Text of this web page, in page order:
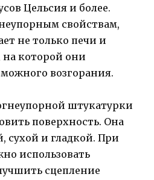
Цельсия и более.
свойствам,
не только печи и
которой они
возгорания.
штукатурки
поверхность. Она
сухой и гладкой. При
использовать
сцепление